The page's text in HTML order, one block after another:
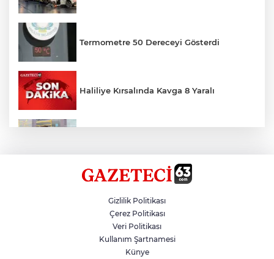
Termometre 50 Dereceyi Gösterdi
Haliliye Kırsalında Kavga 8 Yaralı
Hikmet Başak’tan Ulaşım Çalışması
Sezon 18 Ağustos'ta Başlayacak
Gizlilik Politikası
Çerez Politikası
Veri Politikası
Kullanım Şartnamesi
Künye